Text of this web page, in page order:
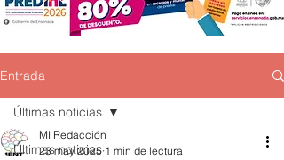
Entrada
Últimas noticias
Últimas noticias
MI Redacción
23 may 2025 1 min de lectura